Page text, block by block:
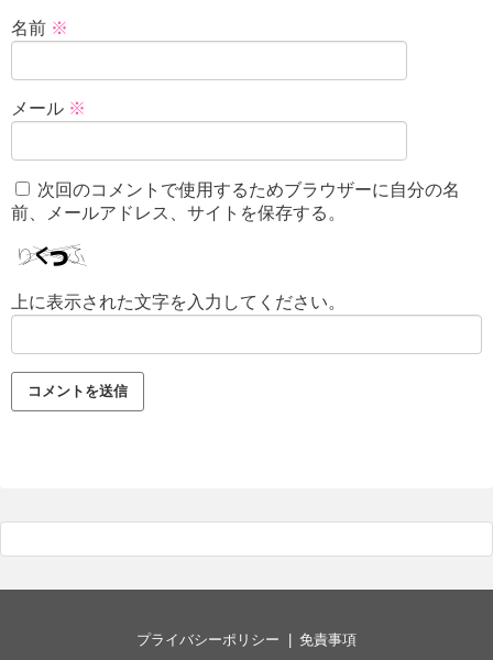
名前 ※
メール ※
次回のコメントで使用するためブラウザーに自分の名
前、メールアドレス、サイトを保存する。
上に表示された文字を入力してください。
プライバシーポリシー 免責事項